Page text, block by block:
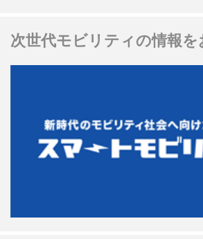
次世代モビリティの情報